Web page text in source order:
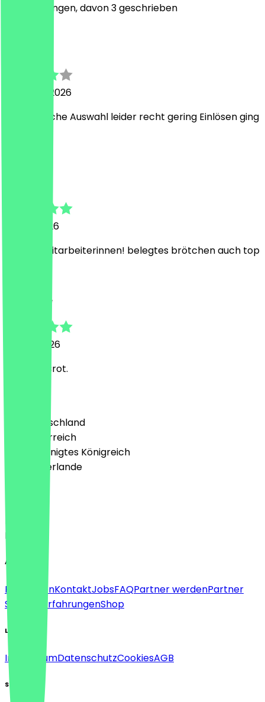
Bewertungen, davon 3 geschrieben
7. August 2026
Vegetarische Auswahl leider recht gering Einlösen ging
29. Juli 2026
so liebe mitarbeiterinnen! belegtes brötchen auch top
Mira Céline
24. Juli 2026
Es ist ein Brot.
🇩🇪 Deutschland
🇦🇹 Österreich
🇬🇧 Vereinigtes Königreich
🇳🇱 Niederlande
English
About
Für FirmenKontaktJobsFAQPartner werdenPartner
Support
ErfahrungenShop
Legal
ImpressumDatenschutzCookiesAGB
Social